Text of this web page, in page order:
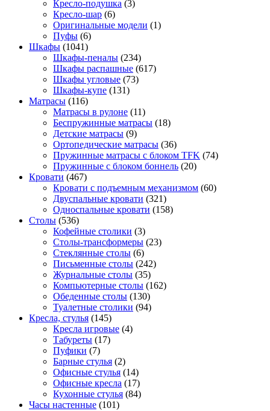
Кресло-подушка (3)
Кресло-шар (6)
Оригинальные модели (1)
Пуфы (6)
Шкафы (1041)
Шкафы-пеналы (234)
Шкафы распашные (617)
Шкафы угловые (73)
Шкафы-купе (131)
Матрасы (116)
Матрасы в рулоне (11)
Беспружинные матрасы (18)
Детские матрасы (9)
Ортопедические матрасы (36)
Пружинные матрасы с блоком TFK (74)
Пружинные с блоком боннель (20)
Кровати (467)
Кровати с подъемным механизмом (60)
Двуспальные кровати (321)
Односпальные кровати (158)
Столы (536)
Кофейные столики (3)
Столы-трансформеры (23)
Стеклянные столы (6)
Письменные столы (242)
Журнальные столы (35)
Компьютерные столы (162)
Обеденные столы (130)
Туалетные столики (94)
Кресла, стулья (145)
Кресла игровые (4)
Табуреты (17)
Пуфики (7)
Барные стулья (2)
Офисные стулья (14)
Офисные кресла (17)
Кухонные стулья (84)
Часы настенные (101)